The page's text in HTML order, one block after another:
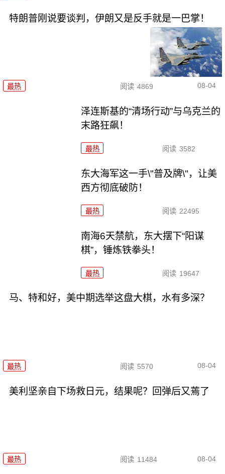
特朗普刚说要谈判，伊朗又是反手就是一巴掌！
最热 阅读 4869 08-04
泽连斯基的“清场行动”与乌克兰的
末路狂飙！
最热 阅读 3582
东大海军这一手\"普及牌\"，让美
西方彻底破防！
最热 阅读 22495
南海6天禁航，东大摆下“阳谋
棋”，锤炼铁拳头！
最热 阅读 19647
马、特和好，美中期选举这盘大棋，水有多深？
最热 阅读 5570 08-04
美利坚亲自下场救日元，结果呢？回弹后又蔫了
最热 阅读 11484 08-04